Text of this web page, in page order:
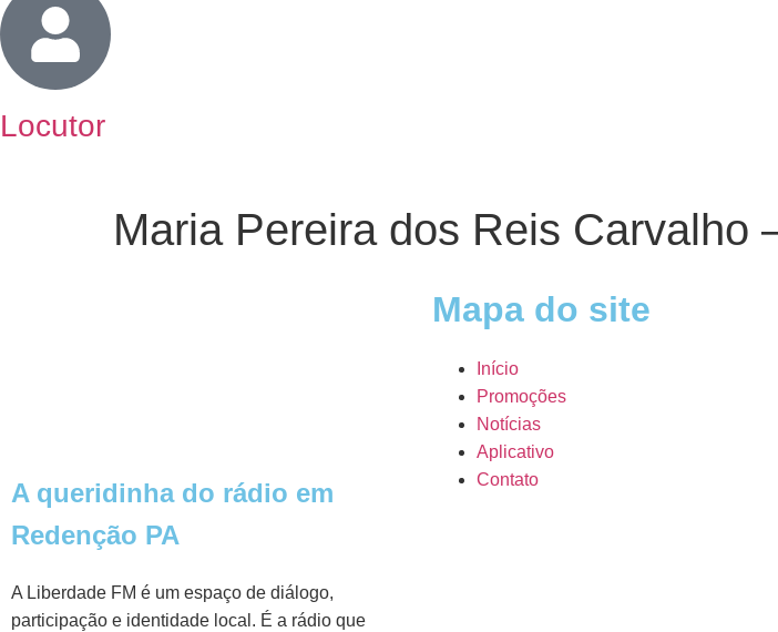
Locutor
Maria Pereira dos Reis Carvalho
A queridinha do rádio em
Redenção PA
A Liberdade FM é um espaço de diálogo,
participação e identidade local. É a rádio que
Mapa do site
Início
Promoções
Notícias
Aplicativo
Contato